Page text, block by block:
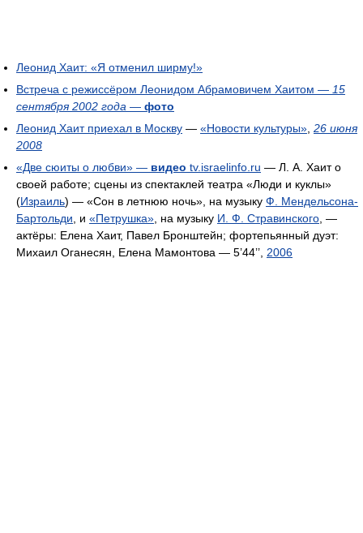
Леонид Хаит: «Я отменил ширму!»
Встреча с режиссёром Леонидом Абрамовичем Хаитом — 15
сентября 2002 года — фото
Леонид Хаит приехал в Москву — «Новости культуры» 26 июня
2008
«Две сюиты о любви» — видео tv.israelinfo.ru — Л. А. Хаит о
своей работе; сцены из спектаклей театра «Люди и куклы»
(Израиль) — «Сон в летнюю ночь», на музыку Ф. Мендельсона-
Бартольди , и «Петрушка» , на музыку И. Ф. Стравинского , —
актёры: Елена Хаит, Павел Бронштейн; фортепьянный дуэт:
Михаил Оганесян, Елена Мамонтова — 5’44’’, 2006